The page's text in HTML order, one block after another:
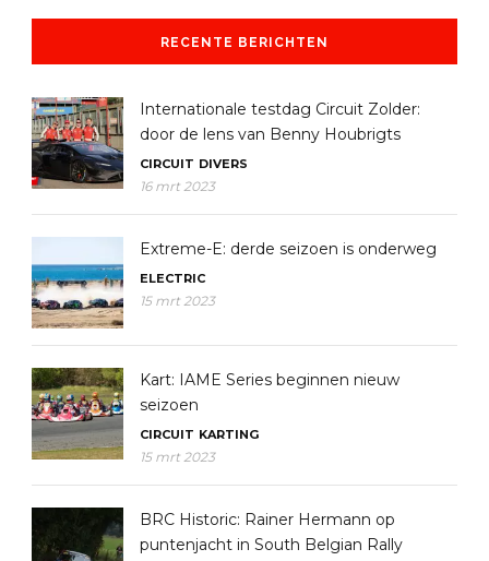
RECENTE BERICHTEN
Internationale testdag Circuit Zolder:
door de lens van Benny Houbrigts
CIRCUIT DIVERS
16 mrt 2023
Extreme-E: derde seizoen is onderweg
ELECTRIC
15 mrt 2023
Kart: IAME Series beginnen nieuw
seizoen
CIRCUIT KARTING
15 mrt 2023
BRC Historic: Rainer Hermann op
puntenjacht in South Belgian Rally